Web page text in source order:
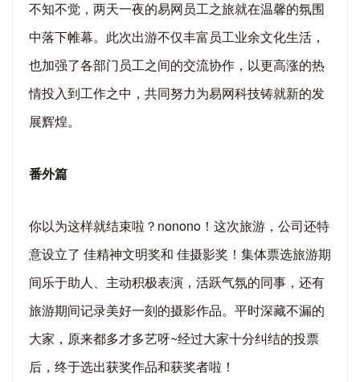
不知不觉，两天一夜的易网员工之旅就在温馨的氛围
中落下帷幕。此次出游不仅丰富员工业余文化生活，
也加强了各部门员工之间的交流协作，以更高涨的热
情投入到工作之中，共同努力为易网科技铸就新的发
展辉煌。
番外篇
你以为这样就结束啦？nonono！这次旅游，公司还特
意设立了 佳精神文明奖和 佳摄影奖！集体票选旅游期
间乐于助人、主动积极表演，活跃气氛的同事，还有
旅游期间记录美好一刻的摄影作品。平时深藏不漏的
大家，原来都多才多艺呀~经过大家十分纠结的投票
后，终于选出获奖作品和获奖者啦！